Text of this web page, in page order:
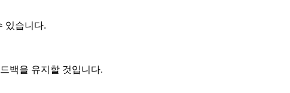
있습니다.
백을 유지할 것입니다.